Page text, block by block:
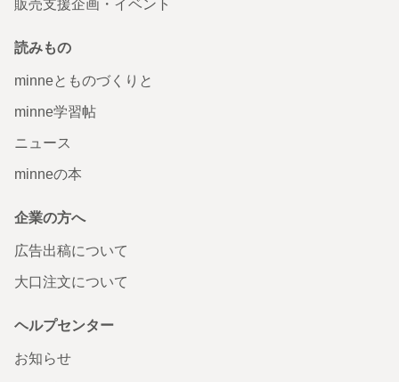
販売支援企画・イベント
読みもの
minneとものづくりと
minne学習帖
ニュース
minneの本
企業の方へ
広告出稿について
大口注文について
ヘルプセンター
お知らせ